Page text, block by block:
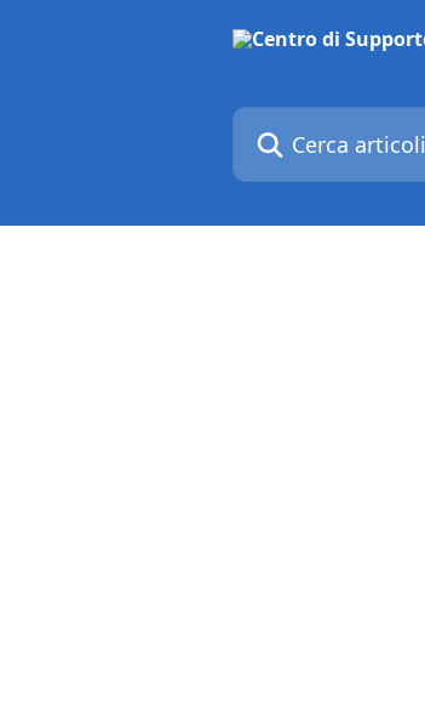
Cerca articoli…